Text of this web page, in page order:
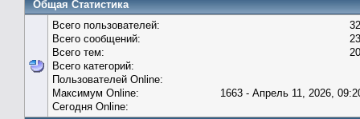
Общая Статистика
Всего пользователей:
Всего сообщений:
Всего тем:
Всего категорий:
Пользователей Online:
Максимум Online:
1663 - Апрель 11, 2026,
Сегодня Online: